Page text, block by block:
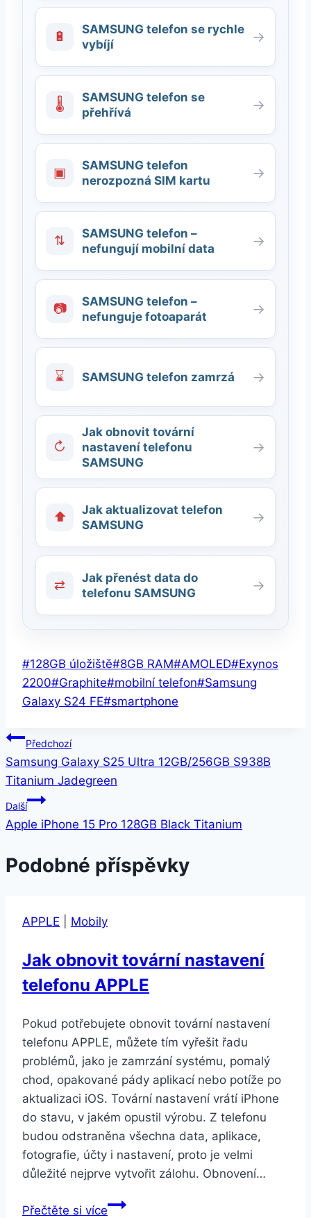
🔋
SAMSUNG telefon se rychle
vybíjí
→
🌡
SAMSUNG telefon se
přehřívá
→
▣
SAMSUNG telefon
nerozpozná SIM kartu
→
⇅
SAMSUNG telefon –
nefungují mobilní data
→
📷
SAMSUNG telefon –
nefunguje fotoaparát
→
⌛ SAMSUNG telefon zamrzá →
↻
Jak obnovit tovární
nastavení telefonu
SAMSUNG
→
⬆
Jak aktualizovat telefon
SAMSUNG
→
⇄
Jak přenést data do
telefonu SAMSUNG
→
Štítky
příspěvků:
#128GB úložiště#8GB RAM#AMOLED#Exynos
2200#Graphite#mobilní telefon#Samsung
Galaxy S24 FE#smartphone
Navigace
pro
příspěvek
Předchozí
Samsung Galaxy S25 Ultra 12GB/256GB S938B
Titanium Jadegreen
Další
Apple iPhone 15 Pro 128GB Black Titanium
Podobné příspěvky
APPLE Mobily
Jak obnovit tovární nastavení
telefonu APPLE
Pokud potřebujete obnovit tovární nastavení
telefonu APPLE, můžete tím vyřešit řadu
problémů, jako je zamrzání systému, pomalý
chod, opakované pády aplikací nebo potíže po
aktualizaci iOS. Tovární nastavení vrátí iPhone
do stavu, v jakém opustil výrobu. Z telefonu
budou odstraněna všechna data, aplikace,
fotografie, účty i nastavení, proto je velmi
důležité nejprve vytvořit zálohu. Obnovení…
Přečtěte si víceJak